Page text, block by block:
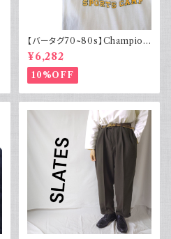
【バータグ70~80s】Champion
チャンピオン リンガーTシャツ
染み込み
¥6,282
10%OFF